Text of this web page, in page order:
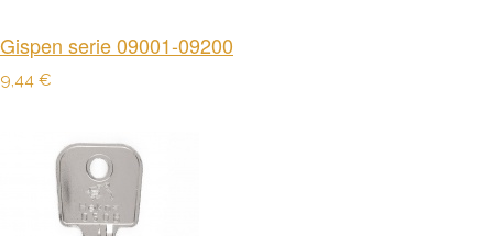
Gispen serie 09001-09200
9,44 €